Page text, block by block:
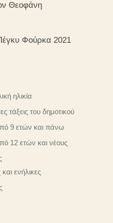
Θεοφάνη
Φούρκα 2021
ηλικία
τάξεις του δημοτικού
9 ετών και πάνω
12 ετών και νέους
ενήλικες